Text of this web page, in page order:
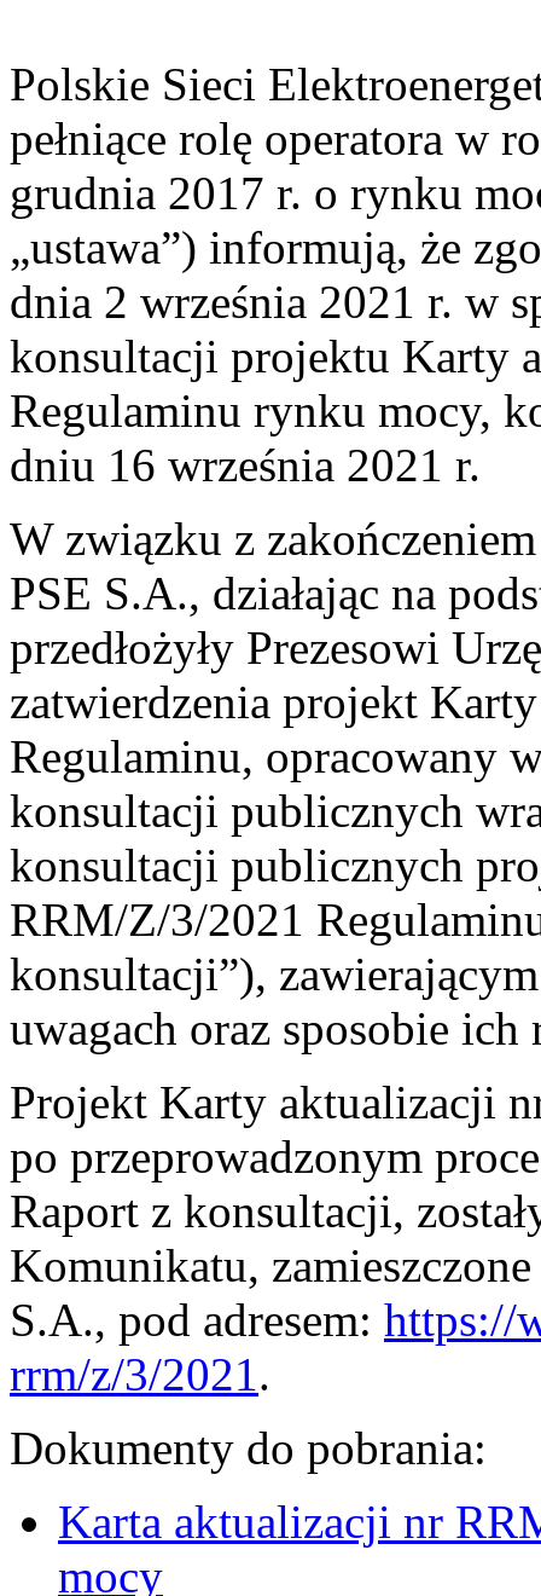
Polskie Sieci
pełniące rolę operatora w
grudnia 2017 r. o rynku
„ustawa”) informują, że
dnia 2 września 2021 r. w
konsultacji projektu Karty
Regulaminu rynku mocy,
dniu 16 września 2021 r.
W związku z
PSE S.A., działając na
przedłożyły Prezesowi
zatwierdzenia projekt
Regulaminu, opracowany
konsultacji publicznych
konsultacji publicznych
RRM/Z/3/2021
konsultacji”),
uwagach oraz sposobie ich
Projekt Karty aktualizacji
po przeprowadzonym
Raport z konsultacji,
Komunikatu,
S.A., pod adresem: https://
rrm/z/3/2021.
Dokumenty do pobrania:
Karta aktualizacji nr
mocy